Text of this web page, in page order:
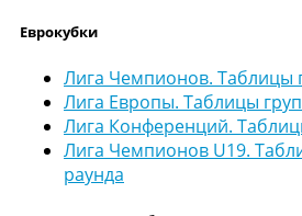
Еврокубки
Лига Чемпионов. Таблицы
Лига Европы. Таблицы
Лига Конференций.
Лига Чемпионов U19.
раунда